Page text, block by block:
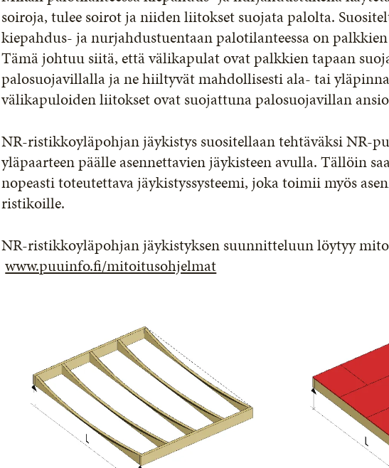
soiroja, tulee soirot ja niiden liitokset suojata palolta.
kiepahdus- ja nurjahdustuentaan palotilanteessa on
Tämä johtuu siitä, että välikapulat ovat palkkien tapaan
palosuojavillalla ja ne hiiltyvät mahdollisesti ala- tai
välikapuloiden liitokset ovat suojattuna palosuojavillan
NR-ristikkoyläpohjan jäykistys suositellaan tehtäväksi NR-
yläpaarteen päälle asennettavien jäykisteen avulla. Tällöin
nopeasti toteutettava jäykistyssysteemi, joka toimii myös
ristikoille.
NR-ristikkoyläpohjan jäykistyksen suunnitteluun löytyy
www.puuinfo.fi/mitoitusohjelmat